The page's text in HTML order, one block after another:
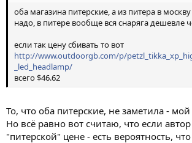
оба магазина питерские, а из питера в
надо, в питере вообще вся снаряга дешевле
если так цену сбивать то вот
http://www.outdoorgb.com/p/
_led_headlamp/
всего $46.62
То, что оба питерские, не заметила -
Но всё равно вот считаю, что если
"питерской" цене - есть вероятность,